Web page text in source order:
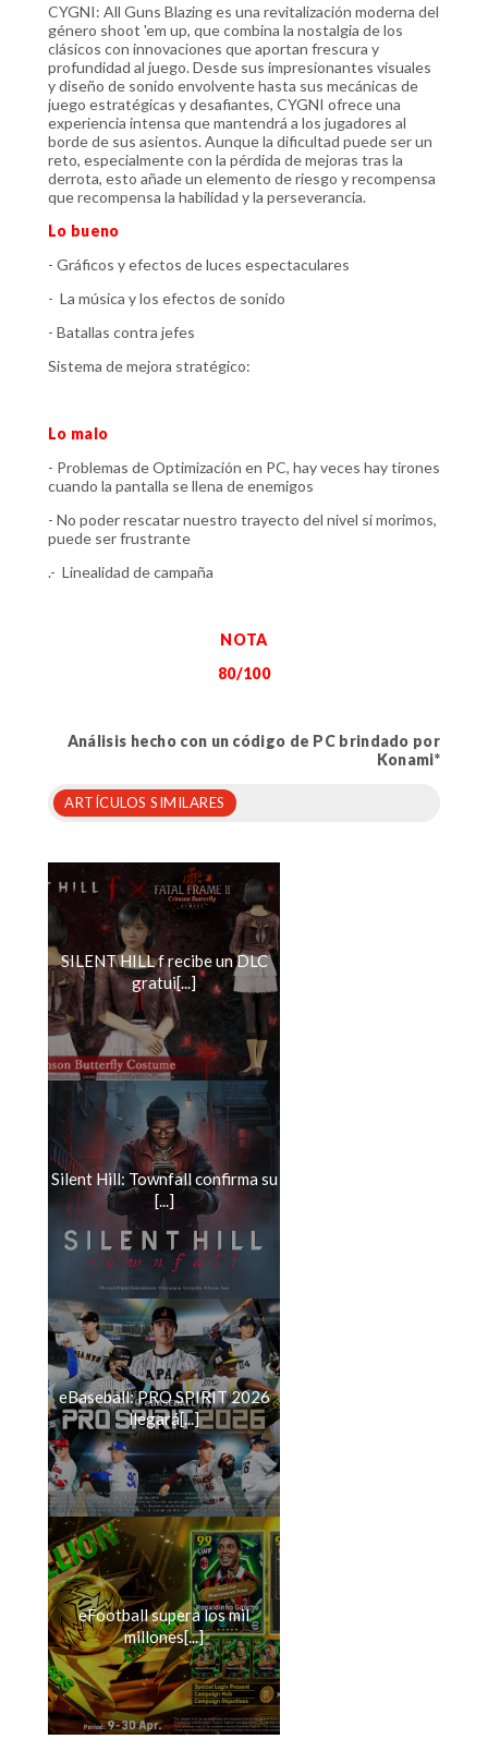
CYGNI: All Guns Blazing es una revitalización moderna del
género shoot 'em up, que combina la nostalgia de los
clásicos con innovaciones que aportan frescura y
profundidad al juego. Desde sus impresionantes visuales
y diseño de sonido envolvente hasta sus mecánicas de
juego estratégicas y desafiantes, CYGNI ofrece una
experiencia intensa que mantendrá a los jugadores al
borde de sus asientos. Aunque la dificultad puede ser un
reto, especialmente con la pérdida de mejoras tras la
derrota, esto añade un elemento de riesgo y recompensa
que recompensa la habilidad y la perseverancia.
Lo bueno
- Gráficos y efectos de luces espectaculares
- La música y los efectos de sonido
- Batallas contra jefes
Sistema de mejora stratégico:
Lo malo
- Problemas de Optimización en PC, hay veces hay tirones
cuando la pantalla se llena de enemigos
- No poder rescatar nuestro trayecto del nivel si morimos,
puede ser frustrante
.- Linealidad de campaña
NOTA
80/100
Análisis hecho con un código de PC brindado por
Konami*
ARTÍCULOS SIMILARES
SILENT HILL f recibe un DLC
gratui[...]
Silent Hill: Townfall confirma su
[...]
eBaseball: PRO SPIRIT 2026
llegará[...]
eFootball supera los mil
millones[...]